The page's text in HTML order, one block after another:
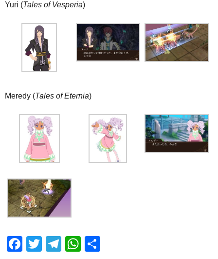
Yuri (Tales of Vesperia)
Meredy (Tales of Eternia)
Facebook
TwitterTelegram
WhatsApp